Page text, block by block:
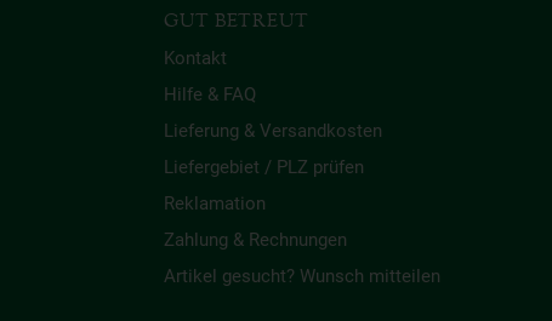
GUT BETREUT
Kontakt
Hilfe & FAQ
Lieferung & Versandkosten
Liefergebiet / PLZ prüfen
Reklamation
Zahlung & Rechnungen
Artikel gesucht? Wunsch mitteilen